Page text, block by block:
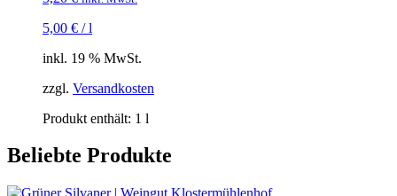
5,00 € /l
inkl. 19 % MwSt.
zzgl. Versandkosten
Produkt enthält: 1 l
Beliebte Produkte